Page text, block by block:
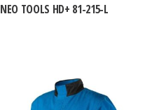
NEO TOOLS HD+ 81-215-L